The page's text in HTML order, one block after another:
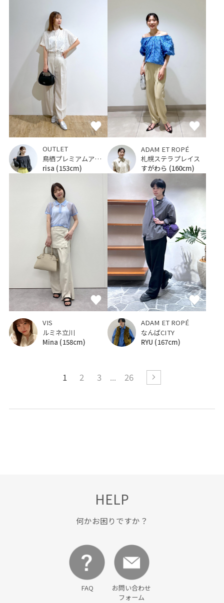
OUTLET
鳥栖プレミアムアウトレット
risa (153cm)
ADAM ET ROPÉ
札幌ステラプレイス
すがわら (160cm)
VIS
ルミネ立川
Mina (158cm)
ADAM ET ROPÉ
なんばCITY
RYU (167cm)
1 2 3 26
HELP
何かお困りですか？
FAQ
お問い合わせ
フォーム